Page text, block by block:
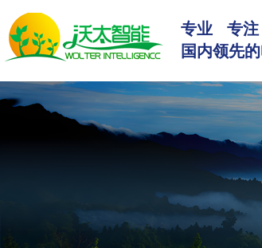
专业 专
国内领先